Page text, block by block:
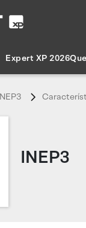
Expert XP 2026
INEP3